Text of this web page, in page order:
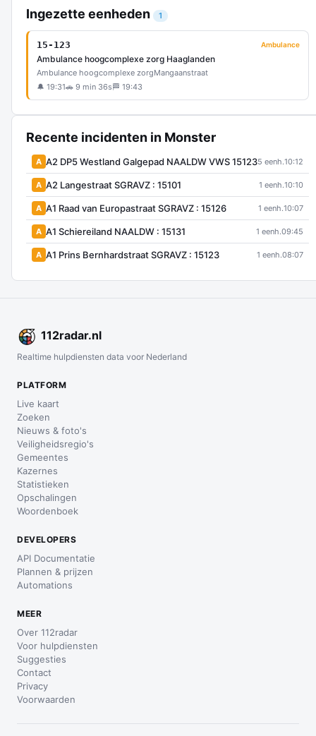
Ingezette eenheden 1
15-123 Ambulance
Ambulance hoogcomplexe zorg Haaglanden
Ambulance hoogcomplexe zorgMangaanstraat
🔔 19:31🚗 9 min 36s 🏁 19:43
Recente incidenten in Monster
A A2 DP5 Westland Galgepad NAALDW VWS 151235 eenh.10:12
A A2 Langestraat SGRAVZ : 15101 1 eenh.10:10
A A1 Raad van Europastraat SGRAVZ : 15126 1 eenh.10:07
A A1 Schiereiland NAALDW : 15131 1 eenh.09:45
A A1 Prins Bernhardstraat SGRAVZ : 15123 1 eenh.08:07
112radar.nl
Realtime hulpdiensten data voor Nederland
PLATFORM
Live kaart
Zoeken
Nieuws & foto's
Veiligheidsregio's
Gemeentes
Kazernes
Statistieken
Opschalingen
Woordenboek
DEVELOPERS
API Documentatie
Plannen & prijzen
Automations
MEER
Over 112radar
Voor hulpdiensten
Suggesties
Contact
Privacy
Voorwaarden